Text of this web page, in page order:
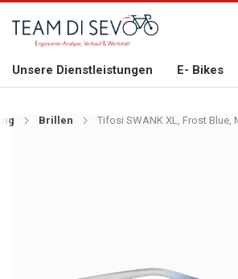
WILLKOMMEN GROSSE AUSWAHL AN
Unsere Dienstleistungen E- Bikes
Brillen Tifosi SWANK XL, Frost Blue,